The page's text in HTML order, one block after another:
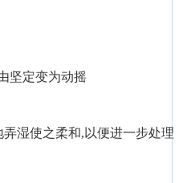
坚定变为动摇
弄湿使之柔和,以便进一步处理